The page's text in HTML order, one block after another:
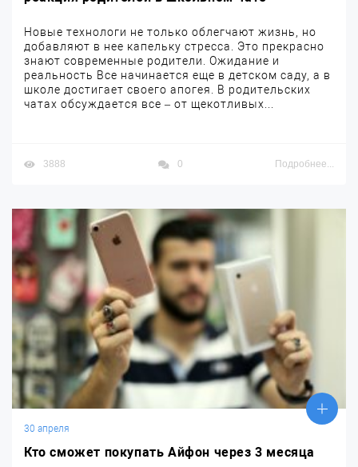
Новые технологи не только облегчают жизнь, но
добавляют в нее капельку стресса. Это прекрасно
знают современные родители. Ожидание и
реальность Все начинается еще в детском саду, а в
школе достигает своего апогея. В родительских
чатах обсуждается все – от щекотливых...
3888 0 Подробнее...
30 апреля
Кто сможет покупать Айфон через 3 месяца